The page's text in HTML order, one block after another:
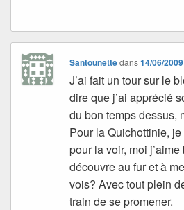
Santounettedans14/06/
J’ai fait un tour sur le
dire que j’ai apprécié
du bon temps dessus,
Pour la Quichottinie,
pour la voir, moi
découvre au fur et à
vois? Avec tout plein
train de se promener.